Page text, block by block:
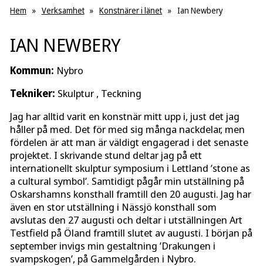
Hem » Verksamhet » Konstnärer i länet » Ian Newbery
IAN NEWBERY
Kommun: Nybro
Tekniker: Skulptur , Teckning
Jag har alltid varit en konstnär mitt upp i, just det jag
håller på med. Det för med sig många nackdelar, men
fördelen är att man är väldigt engagerad i det senaste
projektet. I skrivande stund deltar jag på ett
internationellt skulptur symposium i Lettland ’stone as
a cultural symbol’. Samtidigt pågår min utställning på
Oskarshamns konsthall framtill den 20 augusti. Jag har
även en stor utställning i Nässjö konsthall som
avslutas den 27 augusti och deltar i utställningen Art
Testfield på Öland framtill slutet av augusti. I början på
september invigs min gestaltning ’Drakungen i
svampskogen’, på Gammelgården i Nybro.